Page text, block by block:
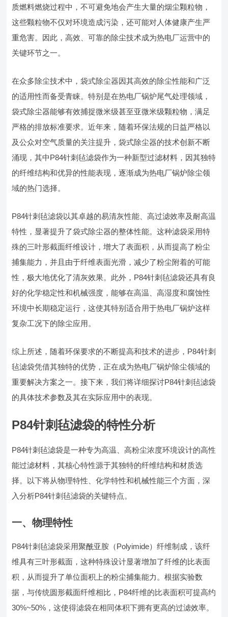
质燃料燃烧过程中，不可避免地会产生大量的烟尘颗粒物，
这些颗粒物不仅对环境造成污染，还可能对人体健康产生严
重危害。因此，高效、可靠的除尘技术成为热电厂运营中的
关键环节之一。
在众多除尘技术中，袋式除尘器因其高效的除尘性能和广泛
的适用性而备受青睐。特别是在热电厂锅炉尾气处理领域，
袋式除尘器能够有效捕捉微米级甚至亚微米级颗粒物，满足
严格的排放标准要求。近年来，随着环保法规的日益严格以
及公众对空气质量的关注提升，袋式除尘器的技术创新不断
涌现，其中P84针刺毡滤袋作为一种新型过滤材料，因其独特
的纤维结构和优异的性能表现，逐渐成为热电厂锅炉除尘领
域的热门选择。
P84针刺毡滤袋以其卓越的易清灰性能、高过滤效率及耐高温
特性，显著提升了袋式除尘器的整体性能。这种滤袋采用特
殊的三叶形截面纤维设计，增大了表面积，从而提高了粉尘
捕集能力，并且由于纤维表面光滑，减少了粉尘附着的可能
性，极大地优化了清灰效果。此外，P84针刺毡滤袋还具有良
好的化学稳定性和机械强度，能够在高温、高湿度和腐蚀性
环境中长期稳定运行，这使其特别适合用于热电厂锅炉这样
复杂工况下的除尘应用。
综上所述，随着环保要求的不断提高和技术的进步，P84针刺
毡滤袋凭借其独特的优势，正在成为热电厂锅炉除尘领域的
重要解决方案之一。接下来，我们将详细探讨P84针刺毡滤袋
的具体技术参数及其在实际应用中的表现。
P84针刺毡滤袋的特性分析
P84针刺毡滤袋是一种专为高温、高粉尘浓度环境设计的高性
能过滤材料，其核心特性源于其独特的纤维结构和材质选
择。以下将从物理特性、化学特性和机械性能三个方面，深
入分析P84针刺毡滤袋的关键特点。
一、物理特性
P84针刺毡滤袋采用聚酰亚胺（Polyimide）纤维制成，该纤
维具有三叶形截面，这种特殊设计显著增加了纤维的比表面
积，从而提升了单位面积上的粉尘捕集能力。根据实验数
据，与传统圆形截面纤维相比，P84纤维的比表面积可提高约
30%~50%，这使得滤袋在相同体积下拥有更高的过滤效率。